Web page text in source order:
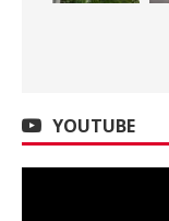
YOUTUBE